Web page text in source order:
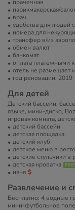
прачечная
парикмахерская/
врач
удобства для людей
номера для
трансфер в/из
обмен валют
банкомат
оплата платежными
отель не
год реновации: 2019
Для детей
Детский бассейн,
языке, мини-диско,
игровая комната,
детский бассейн
детская площадка
детский клуб
детское меню в
детские стульчики в
детская кроватка
няня
Развлечение и
Бесплатно: 4 водные
мини-футбольное